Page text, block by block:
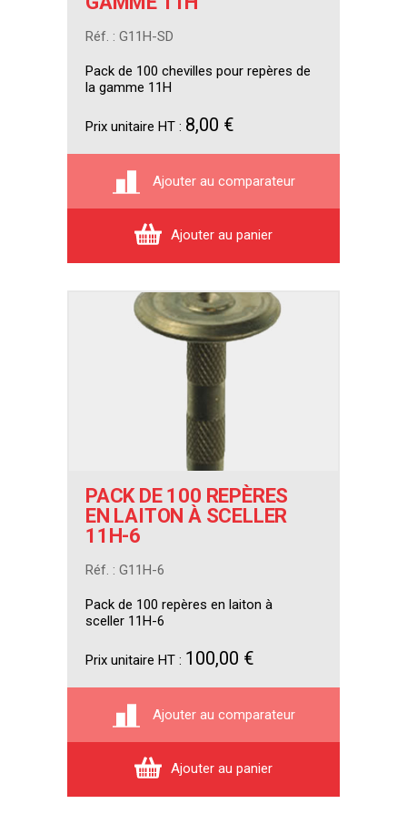
Réf. : G11H-SD
Pack de 100 chevilles pour repères de
la gamme 11H
Prix unitaire HT : 8,00 €
Ajouter au comparateur
Ajouter au panier
PACK DE 100 REPÈRES
EN LAITON À SCELLER
11H-6
Réf. : G11H-6
Pack de 100 repères en laiton à
sceller 11H-6
Prix unitaire HT : 100,00 €
Ajouter au comparateur
Ajouter au panier